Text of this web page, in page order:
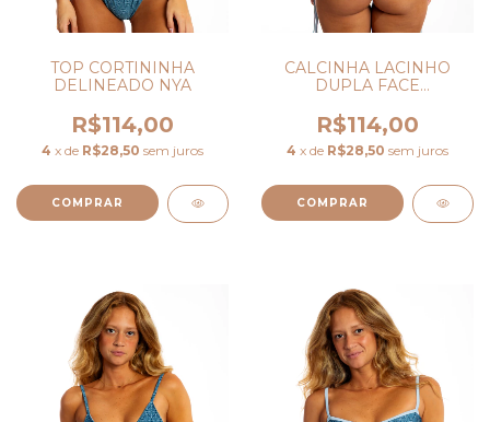
TOP CORTININHA
DELINEADO NYA
R$114,00
4 x de R$28,50 sem juros
COMPRAR
CALCINHA LACINHO
DUPLA FACE
R$114,00
4 x de R$28,50 sem juros
COMPRAR